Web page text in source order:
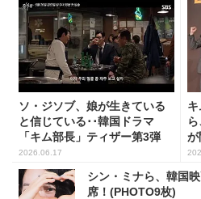
ソ・ジソブ、娘が生きている
と信じている･･韓国ドラマ
「キム部長」ティザー第3弾
公...
2026.06.17
が
シン・ミナら、韓国
席！(PHOTO9枚)